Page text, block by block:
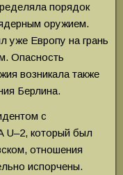
порядок
оружием.
уже Европу на грань
Опасность
возникала также
Берлина.
с
который был
отношения
испорчены.